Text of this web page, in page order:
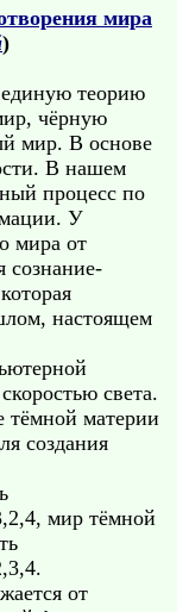
мира
)
теорию
чёрную
мир. В основе
В нашем
процесс по
У
мира от
сознание-
настоящем
света.
материи
создания
мир тёмной
от